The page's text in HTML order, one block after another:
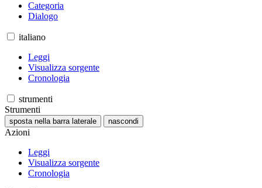
Categoria
Dialogo
italiano
Leggi
Visualizza sorgente
Cronologia
strumenti
Strumenti
sposta nella barra laterale nascondi
Azioni
Leggi
Visualizza sorgente
Cronologia